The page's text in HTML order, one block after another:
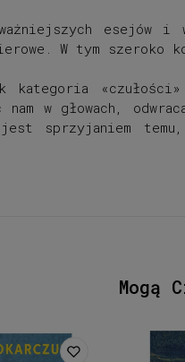
W tym szeroko
kategoria
w głowach,
jest sprzyjaniem
Mogą